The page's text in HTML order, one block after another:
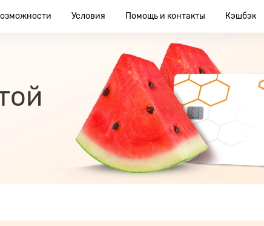
Условия Помощь и контакты Кэшбэк